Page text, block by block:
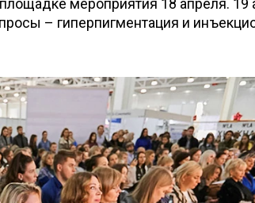
мероприятия 18 апреля. 19
– гиперпигментация и